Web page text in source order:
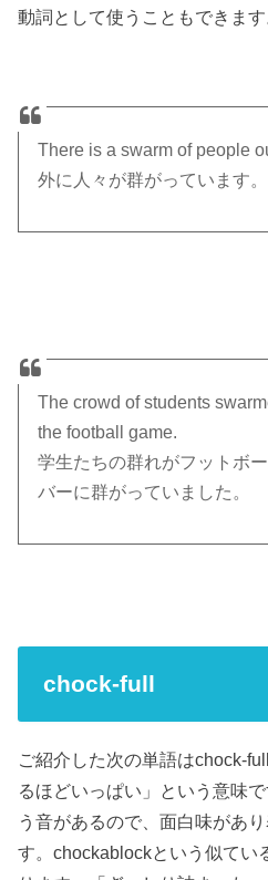
動詞として使うこともできます
There is a swarm of people
外に人々が群がっています。
The crowd of students
the football game.
学生たちの群れがフットボ
バーに群がっていました。
chock-full
ご紹介した次の単語はchock-
るほどいっぱい」という意味
う音があるので、面白味があ
す。chockablockという似てい